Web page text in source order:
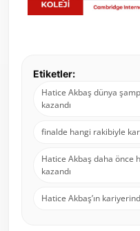
Etiketler:
Hatice Akbaş dünya
kazandı
finalde hangi rakibiyle
Hatice Akbaş daha önce
kazandı
Hatice Akbaş’ın